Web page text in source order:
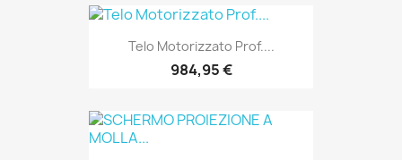
Telo Motorizzato Prof....
984,95 €